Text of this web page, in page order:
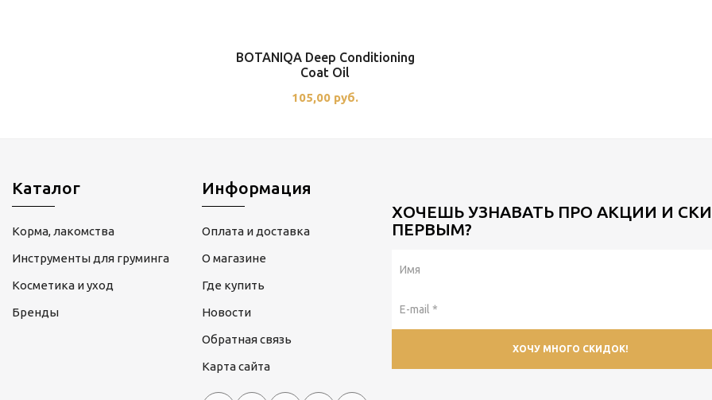
BOTANIQA Deep Conditioning
Coat Oil
105,00 руб.
Каталог
Корма, лакомства
Инструменты для груминга
Косметика и уход
Бренды
Информация
Оплата и доставка
О магазине
Где купить
Новости
Обратная связь
Карта сайта
ХОЧЕШЬ УЗНАВАТЬ ПРО АКЦИИ И
ПЕРВЫМ?